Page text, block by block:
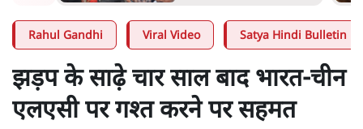
Rahul Gandhi Viral Video Satya Hindi Bulletin
झड़प के साढ़े चार साल बाद भारत-चीन
एलएसी पर गश्त करने पर सहमत